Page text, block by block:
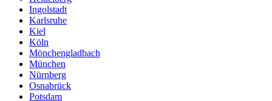
Ingolstadt
Karlsruhe
Kiel
Köln
Mönchengladbach
München
Nürnberg
Osnabrück
Potsdam